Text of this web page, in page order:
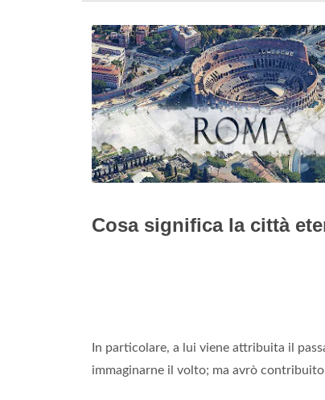
Cosa significa la città
In particolare, a lui viene attribuita il
immaginarne il volto; ma avrò